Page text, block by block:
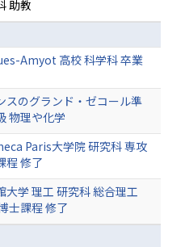
助教
Amyot 高校 科学科 卒業
スのグランド・ゼコール準
物理や化学
Paris大学院 研究科 専攻
程 修了
大学 理工 研究科 総合理工
士課程 修了